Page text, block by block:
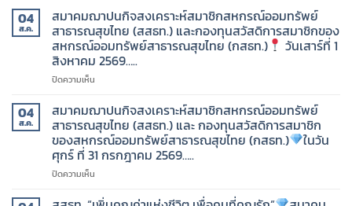
04
ส.ค.
สมาคมฌาปนกิจสงเคราะห์สมาชิกสหกรณ์ออมทรัพย์
สาธารณสุขไทย (สสธท.) และกองทุนสวัสดิการสมาชิกของ
สหกรณ์ออมทรัพย์สาธารณสุขไทย (กสธท.) วันเสาร์ที่ 1
สิงหาคม 2569…..
ปิดความเห็น
ฌาปนกิจ
สงเคราะห์
สมาชิก
สหกรณ์
ออม
ไทย
04
ส.ค.
สมาคมฌาปนกิจสงเคราะห์สมาชิกสหกรณ์ออมทรัพย์
สาธารณสุขไทย (สสธท.) และ กองทุนสวัสดิการสมาชิก
ของสหกรณ์ออมทรัพย์สาธารณสุขไทย (กสธท.) ในวัน
ศุกร์ ที่ 31 กรกฎาคม 2569…..
ปิดความเห็น
ฌาปนกิจ